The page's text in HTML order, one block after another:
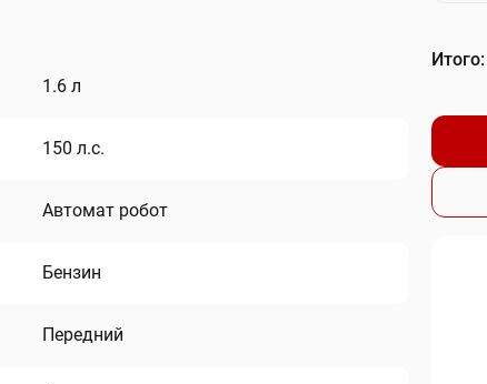
1.6 л
150 л.с.
Автомат робот
Бензин
Передний
Итого: